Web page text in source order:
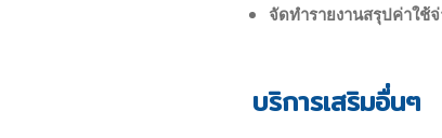
จัดทำรายงานสรุปค่าใช้
บริการเสริมอื่นๆ